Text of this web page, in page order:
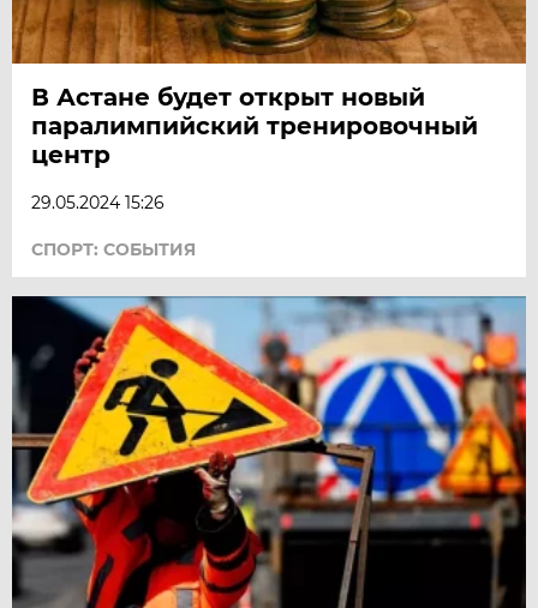
В Астане будет открыт новый
паралимпийский тренировочный
центр
29.05.2024 15:26
СПОРТ: СОБЫТИЯ